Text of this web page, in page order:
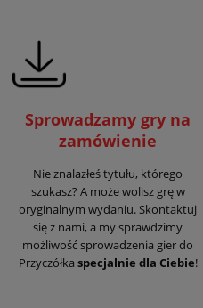
Sprowadzamy gry na
zamówienie
Nie znalazłeś tytułu, którego
szukasz? A może wolisz grę w
oryginalnym wydaniu. Skontaktuj
się z nami, a my sprawdzimy
możliwość sprowadzenia gier do
Przyczółka specjalnie dla Ciebie!